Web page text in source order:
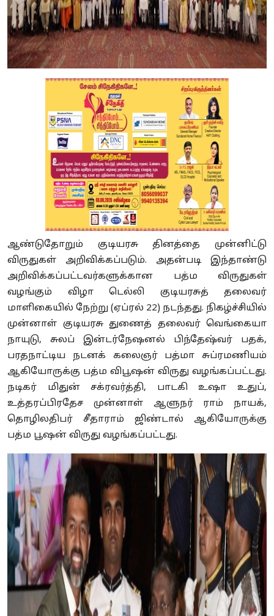
ஆண்டுதோறும் குடியரசு தினத்தை முன்னிட்டு
விருதுகள் அறிவிக்கப்படும். அதன்படி இந்தாண்டு
அறிவிக்கப்பட்டவர்களுக்கான பத்ம விருதுகள்
வழங்கும் விழா டெல்லி குடியரசுத் தலைவர்
மாளிகையில் நேற்று (ஏப்ரல் 22) நடந்தது. நிகழ்ச்சியில்
முன்னாள் குடியரசு துணைத் தலைவர் வெங்கையா
நாயுடு, சுலப் இன்டர்நேஷனல் பிந்தேஷ்வர் பதக்,
பரதநாட்டிய நடனக் கலைஞர் பத்மா சுப்ரமணியம்
ஆகியோருக்கு பத்ம விபூஷன் விருது வழங்கப்பட்டது.
நடிகர் மிதுன் சக்ரவர்த்தி, பாடகி உஷா உதுப்,
உத்தரப்பிரதேச முன்னாள் ஆளுநர் ராம் நாயக்,
தொழிலதிபர் சீதாராம் ஜிண்டால் ஆகியோருக்கு
பத்ம பூஷன் விருது வழங்கப்பட்டது.